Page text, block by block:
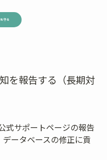
守る
を報告する（長期対
式サポートページの報告
ータベースの修正に貢